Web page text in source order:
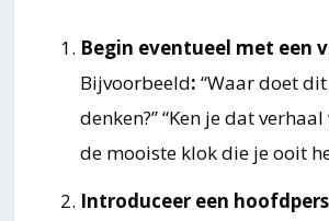
Begin eventueel met een
Bijvoorbeeld: “Waar doet
denken?” “Ken je dat verhaal
de mooiste klok die je ooit
Introduceer een